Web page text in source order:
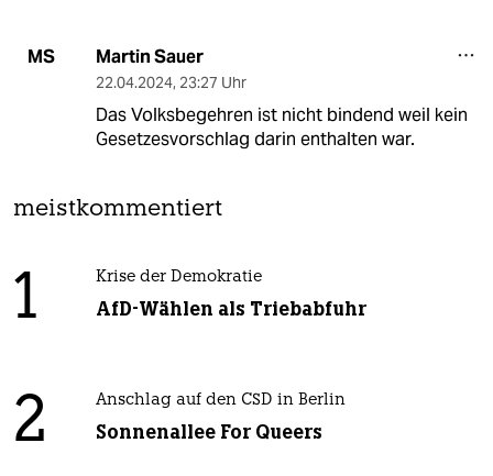
MS Martin Sauer
22.04.2024, 23:27 Uhr
Das Volksbegehren ist nicht bindend weil kein
Gesetzesvorschlag darin enthalten war.
meistkommentiert
1 Krise der Demokratie
AfD-Wählen als Triebabfuhr
2 Anschlag auf den CSD in Berlin
Sonnenallee For Queers